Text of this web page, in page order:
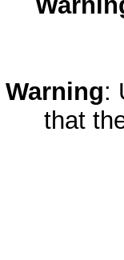
Warning:
that